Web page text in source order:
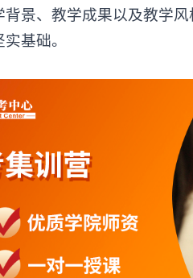
景、教学成果以及教学
基础。